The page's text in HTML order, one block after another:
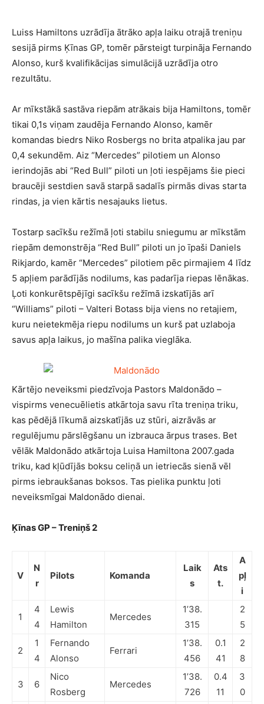
Luiss Hamiltons uzrādīja ātrāko apļa laiku otrajā treniņu
sesijā pirms Ķīnas GP, tomēr pārsteigt turpināja Fernando
Alonso, kurš kvalifikācijas simulācijā uzrādīja otro
rezultātu.
Ar mīkstākā sastāva riepām atrākais bija Hamiltons, tomēr
tikai 0,1s viņam zaudēja Fernando Alonso, kamēr
komandas biedrs Niko Rosbergs no brita atpalika jau par
0,4 sekundēm. Aiz “Mercedes” pilotiem un Alonso
ierindojās abi “Red Bull” piloti un ļoti iespējams šie pieci
braucēji sestdien savā starpā sadalīs pirmās divas starta
rindas, ja vien kārtis nesajauks lietus.
Tostarp sacīkšu režīmā ļoti stabilu sniegumu ar mīkstām
riepām demonstrēja “Red Bull” piloti un jo īpaši Daniels
Rikjardo, kamēr “Mercedes” pilotiem pēc pirmajiem 4 līdz
5 apļiem parādījās nodilums, kas padarīja riepas lēnākas.
Ļoti konkurētspējīgi sacīkšu režīmā izskatījās arī
“Williams” piloti – Valteri Botass bija viens no retajiem,
kuru neietekmēja riepu nodilums un kurš pat uzlaboja
savus apļa laikus, jo mašīna palika vieglāka.
Kārtējo neveiksmi piedzīvoja Pastors Maldonādo –
vispirms venecuēlietis atkārtoja savu rīta treniņa triku,
kas pēdējā līkumā aizskatījās uz stūri, aizrāvās ar
regulējumu pārslēgšanu un izbrauca ārpus trases. Bet
vēlāk Maldonādo atkārtoja Luisa Hamiltona 2007.gada
triku, kad kļūdījās boksu celiņā un ietriecās sienā vēl
pirms iebraukšanas boksos. Tas pielika punktu ļoti
neveiksmīgai Maldonādo dienai.
Ķīnas GP – Treniņš 2
V
N
r
Pilots Komanda
Laik
s
Ats
t.
A
pļ
i
1
4
4
Lewis
Hamilton
Mercedes
1’38.
315
2
5
2
1
4
Fernando
Alonso
Ferrari
1’38.
456
0.1
41
2
8
3 6
Nico
Rosberg
Mercedes
1’38.
726
0.4
11
3
0